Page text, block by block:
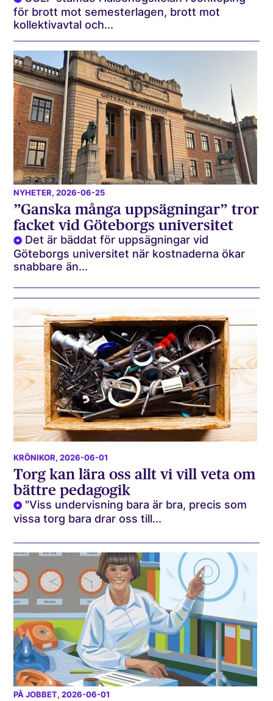
för brott mot semesterlagen, brott mot
kollektivavtal och...
NYHETER, 2026-06-25
”Ganska många uppsägningar” tror
facket vid Göteborgs universitet
Det är bäddat för uppsägningar vid
Göteborgs universitet när kostnaderna ökar
snabbare än...
KRÖNIKOR, 2026-06-01
Torg kan lära oss allt vi vill veta om
bättre pedagogik
"Viss undervisning bara är bra, precis som
vissa torg bara drar oss till...
PÅ JOBBET, 2026-06-01